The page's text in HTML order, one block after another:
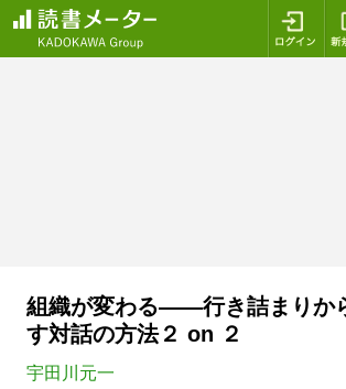
組織が変わる――行き詰まりか
す対話の方法２ on ２
宇田川元一